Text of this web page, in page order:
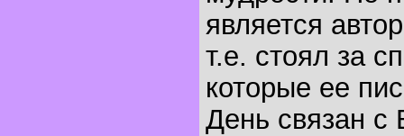
является
т.е. стоял за
которые ее
День связан с